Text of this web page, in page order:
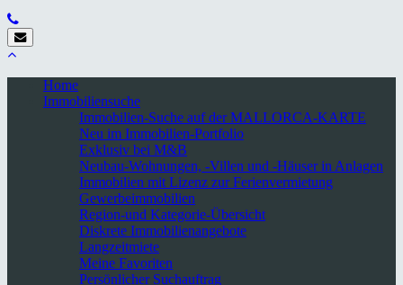
Home
Immobiliensuche
Immobilien-Suche auf der MALLORCA-KARTE
Neu im Immobilien-Portfolio
Exklusiv bei M&B
Neubau-Wohnungen, -Villen und -Häuser in Anlagen
Immobilien mit Lizenz zur Ferienvermietung
Gewerbeimmobilien
Region-und Kategorie-Übersicht
Diskrete Immobilienangebote
Langzeitmiete
Meine Favoriten
Persönlicher Suchauftrag